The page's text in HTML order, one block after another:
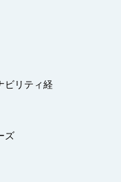
ビリティ経
ズ